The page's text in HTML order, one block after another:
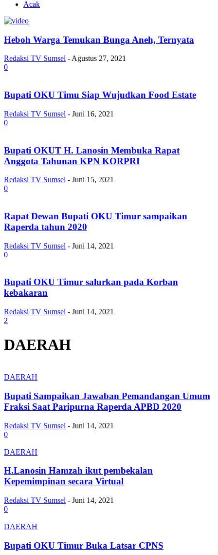
Acak
Heboh Warga Temukan Bunga Aneh, Ternyata
Redaksi TV Sumsel -Agustus 27, 2021
0
Bupati OKU Timu Siap Wujudkan Food Estate
Redaksi TV Sumsel - Juni 16, 2021
0
Bupati OKUT H. Lanosin Membuka Rapat
Anggota Tahunan KPN KORPRI
Redaksi TV Sumsel - Juni 15, 2021
0
Rapat Dewan Bupati OKU Timur sampaikan
Raperda tahun 2020
Redaksi TV Sumsel - Juni 14, 2021
0
Bupati OKU Timur salurkan pada Korban
kebakaran
Redaksi TV Sumsel - Juni 14, 2021
2
DAERAH
DAERAH
Bupati Sampaikan Jawaban Pemandangan Umum
Fraksi Saat Paripurna Raperda APBD 2020
Redaksi TV Sumsel - Juni 14, 2021
0
DAERAH
H.Lanosin Hamzah ikut pembekalan
Kepemimpinan secara Virtual
Redaksi TV Sumsel - Juni 14, 2021
0
DAERAH
Bupati OKU Timur Buka Latsar CPNS